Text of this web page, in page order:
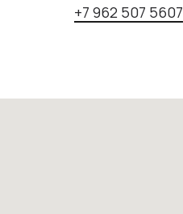
+7 962 507 5607